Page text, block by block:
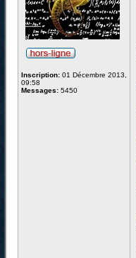
Inscription: 01 Décembre 2013,
09:58
Messages: 5450